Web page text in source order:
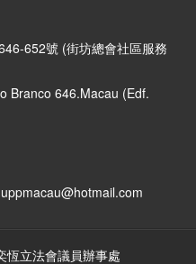
652號 (街坊總會社區服務
646.Macau (Edf.
恆立法會議員辦事處